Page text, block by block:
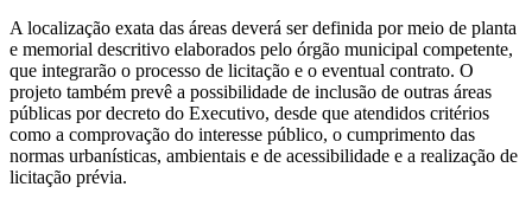
A localização exata das áreas deverá ser definida por meio de planta
e memorial descritivo elaborados pelo órgão municipal competente,
que integrarão o processo de licitação e o eventual contrato. O
projeto também prevê a possibilidade de inclusão de outras áreas
públicas por decreto do Executivo, desde que atendidos critérios
como a comprovação do interesse público, o cumprimento das
normas urbanísticas, ambientais e de acessibilidade e a realização de
licitação prévia.